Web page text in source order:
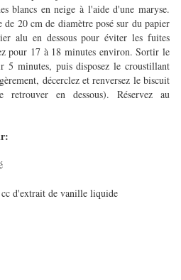
blancs en neige à l'aide d'une maryse.
de 20 cm de diamètre posé sur du papier
alu en dessous pour éviter les fuites
pour 17 à 18 minutes environ. Sortir le
5 minutes, puis disposez le croustillant
décerclez et renversez le biscuit
en dessous). Réservez au
d'extrait de vanille liquide